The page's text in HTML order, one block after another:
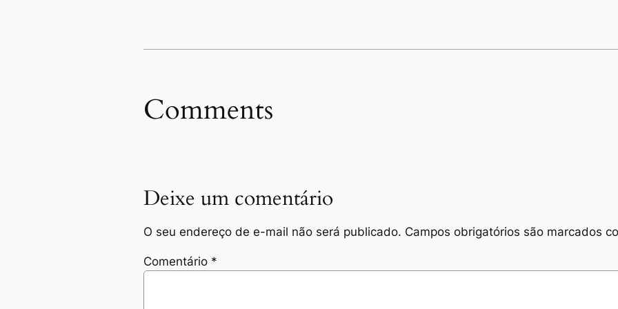
Comments
Deixe um comentário
O seu endereço de e-mail não será publicado. Campos obrigatórios são marcados
Comentário *